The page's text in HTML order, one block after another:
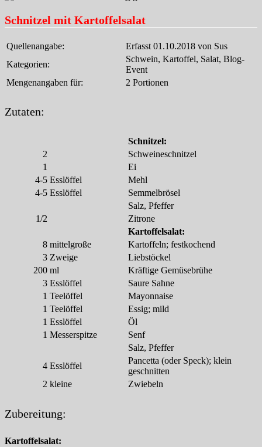
Schnitzel mit Kartoffelsalat
Quellenangabe:
Erfasst 01.10.2018 von Sus
Kategorien:
Schwein, Kartoffel, Salat, Blog-
Event
Mengenangaben für:
2 Portionen
Zutaten:
Schnitzel:
2
Schweineschnitzel
1
Ei
4-5 Esslöffel
Mehl
4-5 Esslöffel
Semmelbrösel
Salz, Pfeffer
1/2
Zitrone
Kartoffelsalat:
8 mittelgroße
Kartoffeln; festkochend
3 Zweige
Liebstöckel
200 ml
Kräftige Gemüsebrühe
3 Esslöffel
Saure Sahne
1 Teelöffel
Mayonnaise
1 Teelöffel
Essig; mild
1 Esslöffel
Öl
1 Messerspitze
Senf
Salz, Pfeffer
4 Esslöffel
Pancetta (oder Speck); klein
geschnitten
2 kleine Zwiebeln
Zubereitung:
Kartoffelsalat: